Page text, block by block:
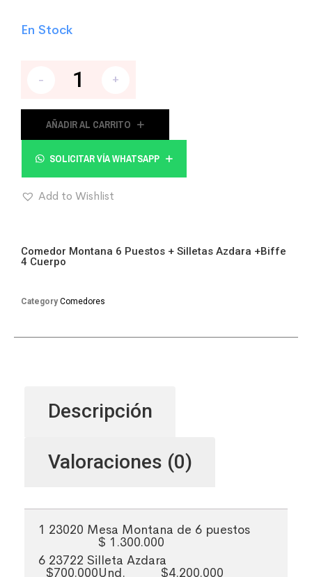
En Stock
- +
AÑADIR AL CARRITO
SOLICITAR VÍA WHATSAPP
Add to Wishlist
Comedor Montana 6 Puestos + Silletas Azdara +Biffe
4 Cuerpo
Category Comedores
Descripción
Valoraciones (0)
1 23020 Mesa Montana de 6 puestos
$ 1.300.000
6 23722 Silleta Azdara
$700.000Und.
$4.200.000